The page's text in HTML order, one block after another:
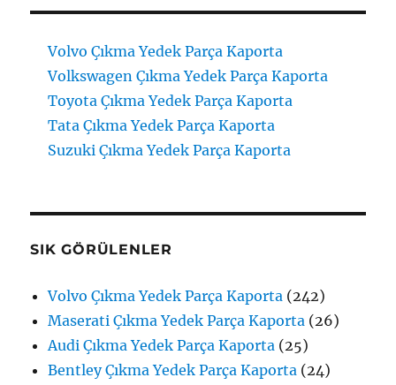
Volvo Çıkma Yedek Parça Kaporta
Volkswagen Çıkma Yedek Parça Kaporta
Toyota Çıkma Yedek Parça Kaporta
Tata Çıkma Yedek Parça Kaporta
Suzuki Çıkma Yedek Parça Kaporta
SIK GÖRÜLENLER
Volvo Çıkma Yedek Parça Kaporta (242)
Maserati Çıkma Yedek Parça Kaporta (26)
Audi Çıkma Yedek Parça Kaporta (25)
Bentley Çıkma Yedek Parça Kaporta (24)